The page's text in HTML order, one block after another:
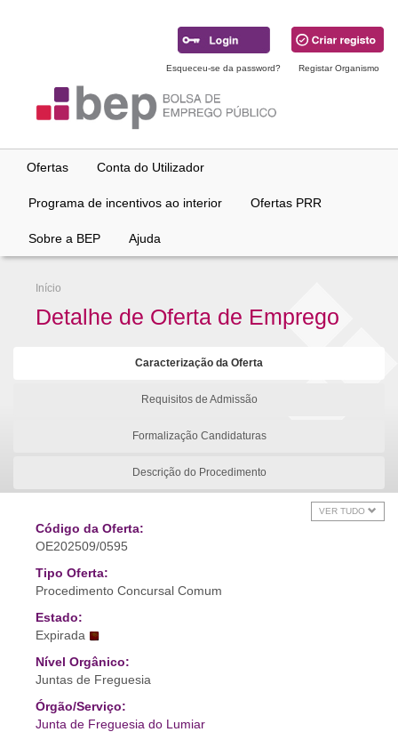
Esqueceu-se da password? Registar Organismo
Ofertas Conta do Utilizador
Programa de incentivos ao interior Ofertas PRR
Sobre a BEP Ajuda
Início
Detalhe de Oferta de Emprego
Caracterização da Oferta
Requisitos de Admissão
Formalização Candidaturas
Descrição do Procedimento
VER TUDO
Código da Oferta:
OE202509/0595
Tipo Oferta:
Procedimento Concursal Comum
Estado:
Expirada
Nível Orgânico:
Juntas de Freguesia
Órgão/Serviço:
Junta de Freguesia do Lumiar